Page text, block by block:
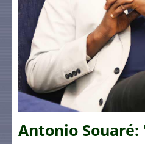
Antonio Souaré: